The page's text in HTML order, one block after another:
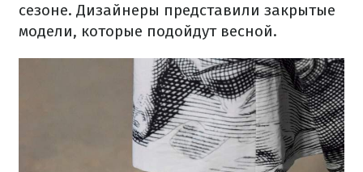
сезоне. Дизайнеры представили закрытые
модели, которые подойдут весной.